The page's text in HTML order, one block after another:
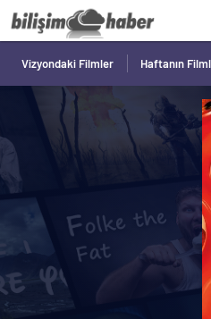
Vizyondaki Filmler Haftanın